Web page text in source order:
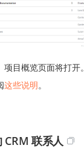
目概览页面将打开。
这些说明。
CRM 联系人